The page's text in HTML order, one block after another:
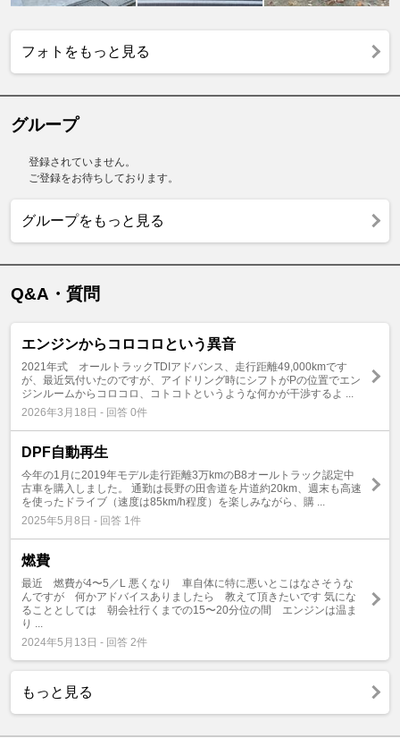
フォトをもっと見る
グループ
登録されていません。
ご登録をお待ちしております。
グループをもっと見る
Q&A・質問
エンジンからコロコロという異音
2021年式 オールトラックTDIアドバンス、走行距離49,000kmです
が、最近気付いたのですが、アイドリング時にシフトがPの位置でエン
ジンルームからコロコロ、コトコトというような何かが干渉するよ ...
2026年3月18日 - 回答 0件
DPF自動再生
今年の1月に2019年モデル走行距離3万kmのB8オールトラック認定中
古車を購入しました。 通勤は長野の田舎道を片道約20km、週末も高速
を使ったドライブ（速度は85km/h程度）を楽しみながら、購 ...
2025年5月8日 - 回答 1件
燃費
最近 燃費が4〜5／L 悪くなり 車自体に特に悪いとこはなさそうな
んですが 何かアドバイスありましたら 教えて頂きたいです 気にな
ることとしては 朝会社行くまでの15〜20分位の間 エンジンは温ま
り ...
2024年5月13日 - 回答 2件
もっと見る